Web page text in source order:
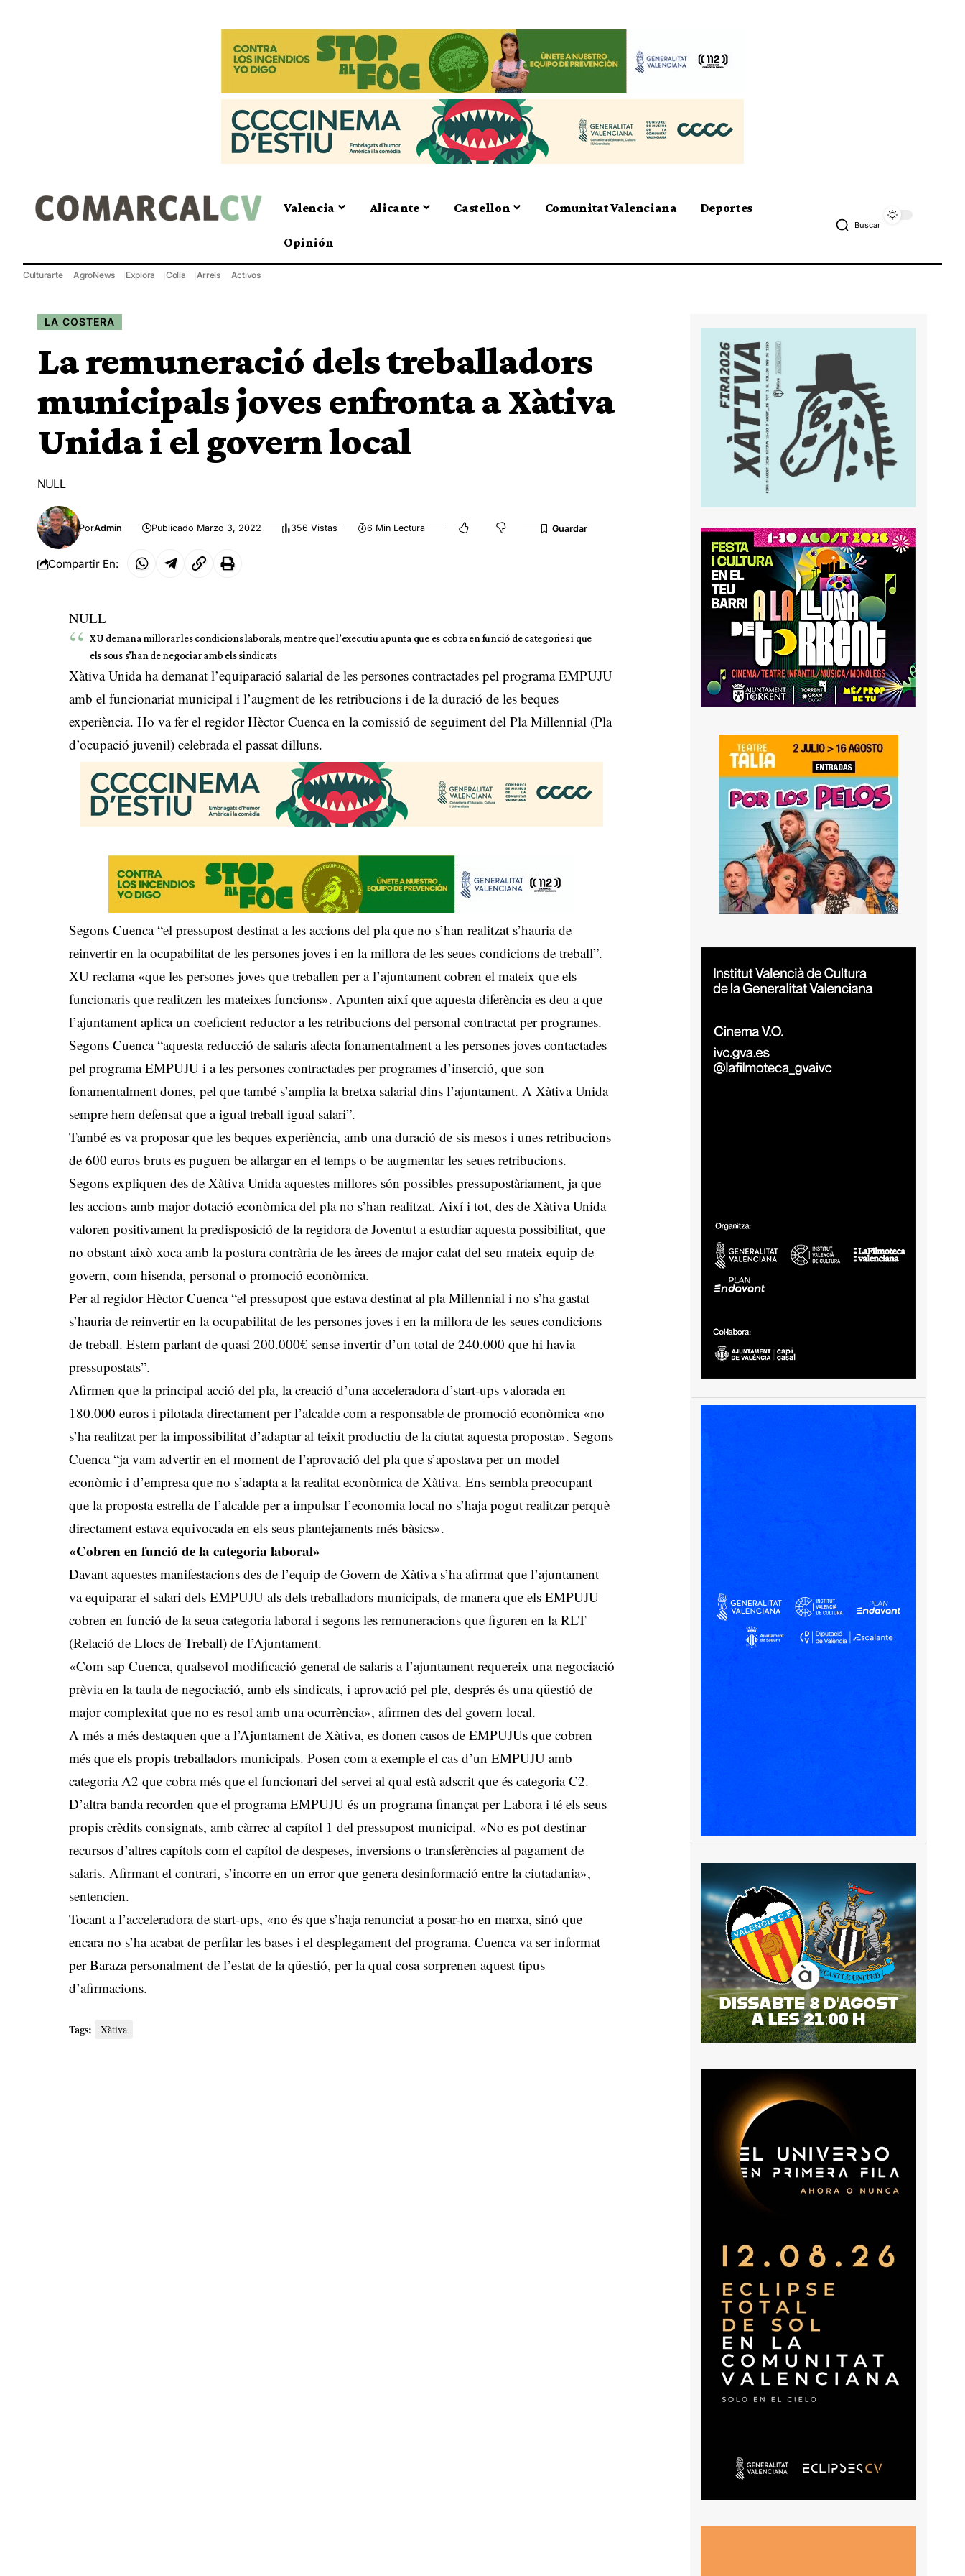
Valencia Alicante Castellon Comunitat Valenciana Deportes
Opinión
Buscar
Culturarte AgroNews Explora Colla Arrels Activos
LA COSTERA
La remuneració dels treballadors
municipals joves enfronta a Xàtiva
Unida i el govern local
NULL
PorAdmin Publicado Marzo 3, 2022 356 Vistas 6 Min Lectura
Compartir En:
NULL
XU demana millorar les condicions laborals, mentre que l’executiu apunta que es cobra en funció de categories i que
els sous s’han de negociar amb els sindicats
Xàtiva Unida ha demanat l’equiparació salarial de les persones contractades pel programa EMPUJU
amb el funcionariat municipal i l’augment de les retribucions i de la duració de les beques
experiència. Ho va fer el regidor Hèctor Cuenca en la comissió de seguiment del Pla Millennial (Pla
d’ocupació juvenil) celebrada el passat dilluns.
Segons Cuenca “el pressupost destinat a les accions del pla que no s’han realitzat s’hauria de
reinvertir en la ocupabilitat de les persones joves i en la millora de les seues condicions de treball”.
XU reclama «que les persones joves que treballen per a l’ajuntament cobren el mateix que els
funcionaris que realitzen les mateixes funcions». Apunten així que aquesta diferència es deu a que
l’ajuntament aplica un coeficient reductor a les retribucions del personal contractat per programes.
Segons Cuenca “aquesta reducció de salaris afecta fonamentalment a les persones joves contactades
pel programa EMPUJU i a les persones contractades per programes d’inserció, que son
fonamentalment dones, pel que també s’amplia la bretxa salarial dins l’ajuntament. A Xàtiva Unida
sempre hem defensat que a igual treball igual salari”.
També es va proposar que les beques experiència, amb una duració de sis mesos i unes retribucions
de 600 euros bruts es puguen be allargar en el temps o be augmentar les seues retribucions.
Segons expliquen des de Xàtiva Unida aquestes millores són possibles pressupostàriament, ja que
les accions amb major dotació econòmica del pla no s’han realitzat. Així i tot, des de Xàtiva Unida
valoren positivament la predisposició de la regidora de Joventut a estudiar aquesta possibilitat, que
no obstant això xoca amb la postura contrària de les àrees de major calat del seu mateix equip de
govern, com hisenda, personal o promoció econòmica.
Per al regidor Hèctor Cuenca “el pressupost que estava destinat al pla Millennial i no s’ha gastat
s’hauria de reinvertir en la ocupabilitat de les persones joves i en la millora de les seues condicions
de treball. Estem parlant de quasi 200.000€ sense invertir d’un total de 240.000 que hi havia
pressupostats”.
Afirmen que la principal acció del pla, la creació d’una acceleradora d’start-ups valorada en
180.000 euros i pilotada directament per l’alcalde com a responsable de promoció econòmica «no
s’ha realitzat per la impossibilitat d’adaptar al teixit productiu de la ciutat aquesta proposta». Segons
Cuenca “ja vam advertir en el moment de l’aprovació del pla que s’apostava per un model
econòmic i d’empresa que no s’adapta a la realitat econòmica de Xàtiva. Ens sembla preocupant
que la proposta estrella de l’alcalde per a impulsar l’economia local no s’haja pogut realitzar perquè
directament estava equivocada en els seus plantejaments més bàsics».
«Cobren en funció de la categoria laboral»
Davant aquestes manifestacions des de l’equip de Govern de Xàtiva s’ha afirmat que l’ajuntament
va equiparar el salari dels EMPUJU als dels treballadors municipals, de manera que els EMPUJU
cobren en funció de la seua categoria laboral i segons les remuneracions que figuren en la RLT
(Relació de Llocs de Treball) de l’Ajuntament.
«Com sap Cuenca, qualsevol modificació general de salaris a l’ajuntament requereix una negociació
prèvia en la taula de negociació, amb els sindicats, i aprovació pel ple, després és una qüestió de
major complexitat que no es resol amb una ocurrència», afirmen des del govern local.
A més a més destaquen que a l’Ajuntament de Xàtiva, es donen casos de EMPUJUs que cobren
més que els propis treballadors municipals. Posen com a exemple el cas d’un EMPUJU amb
categoria A2 que cobra més que el funcionari del servei al qual està adscrit que és categoria C2.
D’altra banda recorden que el programa EMPUJU és un programa finançat per Labora i té els seus
propis crèdits consignats, amb càrrec al capítol 1 del pressupost municipal. «No es pot destinar
recursos d’altres capítols com el capítol de despeses, inversions o transferències al pagament de
salaris. Afirmant el contrari, s’incorre en un error que genera desinformació entre la ciutadania»,
sentencien.
Tocant a l’acceleradora de start-ups, «no és que s’haja renunciat a posar-ho en marxa, sinó que
encara no s’ha acabat de perfilar les bases i el desplegament del programa. Cuenca va ser informat
per Baraza personalment de l’estat de la qüestió, per la qual cosa sorprenen aquest tipus
d’afirmacions.
Tags: Xàtiva